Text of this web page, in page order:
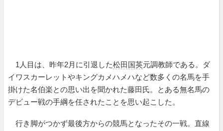
1人目は、昨年2月に引退した松田国英元調教師である。ダ
イワスカーレットやキングカメハメハなど数多くの名馬を手
掛けた名伯楽との思い出を聞かれた藤田氏。とある無名馬の
デビュー戦の手綱を任されたことを思い起こした。
行き脚がつかず最後方からの競馬となったその一戦。直線